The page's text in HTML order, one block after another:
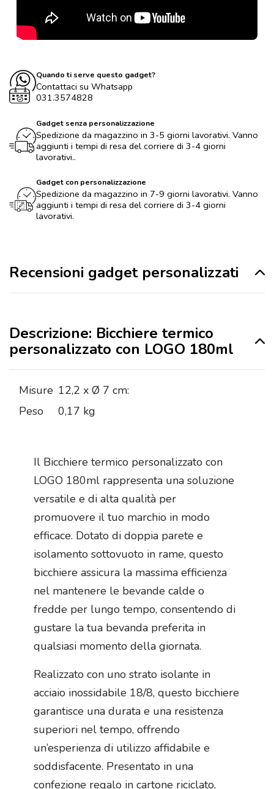
Quando ti serve questo gadget?
Contattaci su Whatsapp
031.3574828
Gadget senza personalizzazione
Spedizione da magazzino in 3-5 giorni lavorativi. Vanno
aggiunti i tempi di resa del corriere di 3-4 giorni
lavorativi..
Gadget con personalizzazione
Spedizione da magazzino in 7-9 giorni lavorativi. Vanno
aggiunti i tempi di resa del corriere di 3-4 giorni
lavorativi.
Recensioni gadget personalizzati
Descrizione: Bicchiere termico
personalizzato con LOGO 180ml
Misure 12,2 x Ø 7 cm:
Peso
0,17 kg
Il Bicchiere termico personalizzato con
LOGO 180ml rappresenta una soluzione
versatile e di alta qualità per
promuovere il tuo marchio in modo
efficace. Dotato di doppia parete e
isolamento sottovuoto in rame, questo
bicchiere assicura la massima efficienza
nel mantenere le bevande calde o
fredde per lungo tempo, consentendo di
gustare la tua bevanda preferita in
qualsiasi momento della giornata.
Realizzato con uno strato isolante in
acciaio inossidabile 18/8, questo bicchiere
garantisce una durata e una resistenza
superiori nel tempo, offrendo
un’esperienza di utilizzo affidabile e
soddisfacente. Presentato in una
confezione regalo in cartone riciclato,